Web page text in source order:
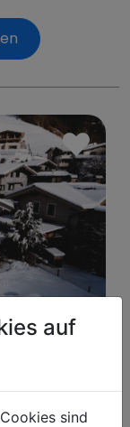
auf
sind